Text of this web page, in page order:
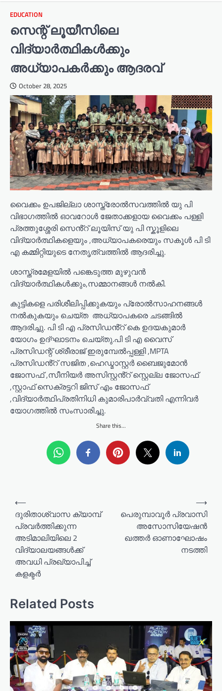
EDUCATION
സെന്റ് ലൂയീസിലെ
വിദ്യാർത്ഥികൾക്കും
അധ്യാപകർക്കും ആദരവ്
October 28, 2025
വൈക്കം ഉപജില്ലാ ശാസ്ത്രോൽസവത്തിൽ യു പി
വിഭാഗത്തിൽ ഓവറോൾ ജേതാക്കളായ വൈക്കം പള്ളി
പ്രത്തുശ്ശേരി സെൻ്റ് ലൂയിസ് യു പി സ്കൂളിലെ
വിദ്യാർത്ഥികളെയും ,അധ്യാപകരെയും സകൂൾ പി ടി
എ കമ്മിറ്റിയുടെ നേതൃത്വത്തിൽ ആദരിച്ചു.
ശാസ്ത്രമേളയിൽ പങ്കെടുത്ത മുഴുവൻ
വിദ്യാർത്ഥികൾക്കും,സമ്മാനങ്ങൾ നൽകി.
കുട്ടികളെ പരിശീലിപ്പിക്കുകയും പ്രോൽസാഹനങ്ങൾ
നൽകുകയും ചെയ്ത അധ്യാപകരെ ചടങ്ങിൽ
ആദരിച്ചു. പി ടി എ പ്രസിഡൻ്റ് കെ ഉദയകുമാർ
യോഗം ഉദ്ഘാടനം ചെയ്തു.പി ടി എ വൈസ്
പ്രസിഡന്റ് ശ്രീരാജ് ഇരുമ്പേൽപ്പള്ളി ,MPTA
പ്രസിഡൻ്റ് സജിത ,ഹെഡ്മാസ്റ്റർ ബൈജുമോൻ
ജോസഫ് ,സീനിയർ അസിസ്റ്റൻ്റ് സ്റ്റെല്ല ജോസഫ്
,സ്റ്റാഫ് സെക്രട്ടറി ജിസ് എം ജോസഫ്
,വിദ്യാർത്ഥിപ്രതിനിധി കുമാരിപാർവ്വതി എന്നിവർ
യോഗത്തിൽ സംസാരിച്ചു.
Share this...
i
g
a
t
i
o
⟵
ദുരിതാശ്വാസ ക്യാമ്പ്
പ്രവർത്തിക്കുന്ന
അടിമാലിയിലെ 2
വിദ്യാലയങ്ങൾക്ക്
അവധി പ്രഖ്യാപിച്ച്
കളക്ടർ
പെരുമ്പാവൂർ പ്രവാസി
അസോസിയേഷൻ
ഖത്തർ ഓണാഘോഷം
നടത്തി
⟶
Related Posts